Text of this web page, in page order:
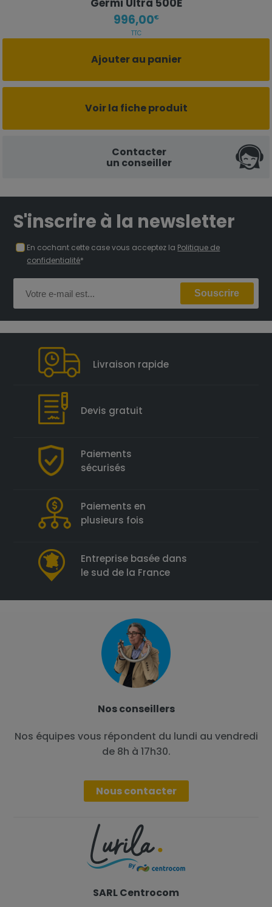
Germi Ultra 500E
996,00€
TTC
Ajouter au panier
Voir la fiche produit
Contacter
un conseiller
S'inscrire à la newsletter
En cochant cette case vous acceptez la Politique de
confidentialité*
Livraison rapide
Devis gratuit
Paiements
sécurisés
Paiements en
plusieurs fois
Entreprise basée dans
le sud de la France
Nos conseillers
Nos équipes vous répondent du lundi au vendredi
de 8h à 17h30.
Nous contacter
SARL Centrocom